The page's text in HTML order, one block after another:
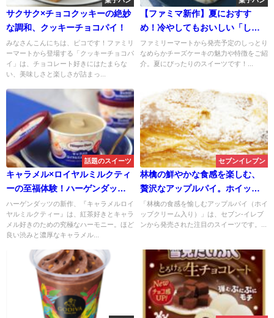
サクサク×チョコクッキーの絶妙
な調和、クッキーチョコパイ！
みなさんこんにちは、ピコです！ファミリ
ーマートから登場する「クッキーチョコパ
イ」は、チョコレート好きにはたまらな
い、美味しさと楽しさが詰まっ...
【ファミマ新作】夏におすす
め！冷やしてもおいしい「しっ
とりなめらかチーズケーキ」が
発売
ファミリーマートから発売予定のしっとり
なめらかチーズケーキの魅力や特徴をご紹
介。夏にぴったりのスイーツです！...
話題のスイーツ
キャラメル×ロイヤルミルクティ
ーの至福体験！ハーゲンダッツ
新作が美味しすぎる
ハーゲンダッツの新作、『キャラメルロイ
ヤルミルクティー』は、紅茶好きとキャラ
メル好きのための究極なハーモニー。ほど
良い渋みと濃厚なキャラメル...
セブンイレブン
林檎の鮮やかな食感を楽しむ、
贅沢なアップルパイ。ホイップ
クリームの滑らかな舌触りが、
パイの美味しさを一層引き立て
る。
「林檎の食感を愉しむアップルパイ（ホイ
ップクリーム入り）」は、セブン-イレブ
ンから発売された注目のスイーツです。...